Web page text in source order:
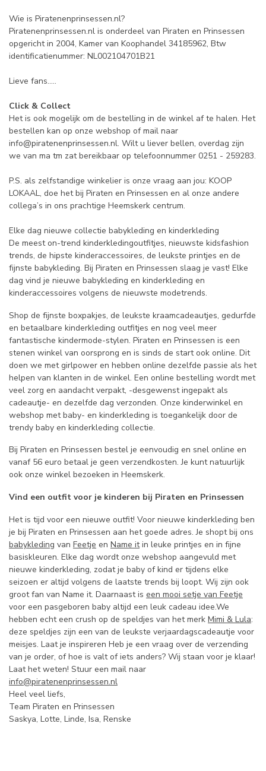
Wie is Piratenenprinsessen.nl?
Piratenenprinsessen.nl is onderdeel van Piraten en Prinsessen
opgericht in 2004, Kamer van Koophandel 34185962, Btw
identificatienummer: NL002104701B21
Lieve fans.....
Click & Collect
Het is ook mogelijk om de bestelling in de winkel af te halen. Het
bestellen kan op onze webshop of mail naar
info@piratenenprinsessen.nl. Wilt u liever bellen, overdag zijn
we van ma tm zat bereikbaar op telefoonnummer 0251 - 259283.
P.S. als zelfstandige winkelier is onze vraag aan jou: KOOP
LOKAAL, doe het bij Piraten en Prinsessen en al onze andere
collega’s in ons prachtige Heemskerk centrum.
Elke dag nieuwe collectie babykleding en kinderkleding
De meest on-trend kinderkledingoutfitjes, nieuwste kidsfashion
trends, de hipste kinderaccessoires, de leukste printjes en de
fijnste babykleding. Bij Piraten en Prinsessen slaag je vast! Elke
dag vind je nieuwe babykleding en kinderkleding en
kinderaccessoires volgens de nieuwste modetrends.
Shop de fijnste boxpakjes, de leukste kraamcadeautjes, gedurfde
en betaalbare kinderkleding outfitjes en nog veel meer
fantastische kindermode-stylen. Piraten en Prinsessen is een
stenen winkel van oorsprong en is sinds de start ook online. Dit
doen we met girlpower en hebben online dezelfde passie als het
helpen van klanten in de winkel. Een online bestelling wordt met
veel zorg en aandacht verpakt, -desgewenst ingepakt als
cadeautje- en dezelfde dag verzonden. Onze kinderwinkel en
webshop met baby- en kinderkleding is toegankelijk door de
trendy baby en kinderkleding collectie.
Bij Piraten en Prinsessen bestel je eenvoudig en snel online en
vanaf 56 euro betaal je geen verzendkosten. Je kunt natuurlijk
ook onze winkel bezoeken in Heemskerk.
Vind een outfit voor je kinderen bij Piraten en Prinsessen
Het is tijd voor een nieuwe outfit! Voor nieuwe kinderkleding ben
je bij Piraten en Prinsessen aan het goede adres. Je shopt bij ons
babykleding van Feetje en Name itin leuke printjes en in fijne
basiskleuren. Elke dag wordt onze webshop aangevuld met
nieuwe kinderkleding, zodat je baby of kind er tijdens elke
seizoen er altijd volgens de laatste trends bij loopt. Wij zijn ook
groot fan van Name it. Daarnaast is een mooi setje van Feetje
voor een pasgeboren baby altijd een leuk cadeau idee.We
hebben echt een crush op de speldjes van het merk Mimi & Lula:
deze speldjes zijn een van de leukste verjaardagscadeautje voor
meisjes. Laat je inspireren Heb je een vraag over de verzending
van je order, of hoe is valt of iets anders? Wij staan voor je klaar!
Laat het weten! Stuur een mail naar
info@piratenenprinsessen.nl
Heel veel liefs,
Team Piraten en Prinsessen
Saskya, Lotte, Linde, Isa, Renske